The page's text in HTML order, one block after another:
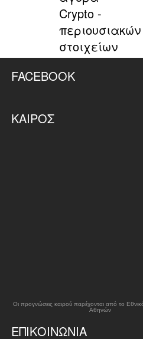
Crypto -
περιουσιακών
στοιχείων
FACEBOOK
ΚΑΙΡΌΣ
Οι προγνώσεις καιρού παρέχονται από το
Αθηνών
ΕΠΙΚΟΙΝΩΝΊΑ